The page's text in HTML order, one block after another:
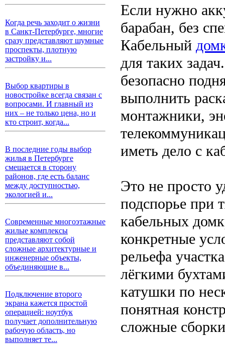
Когда речь заходит о жизни
в Санкт-Петербурге, многие
сразу представляют шумные
проспекты, плотную
застройку и...
Выбор квартиры в
новостройке всегда связан с
вопросами. И главный из
них – не только цена, но и
кто строит, когда...
В последние годы выбор
жилья в Петербурге
смещается в сторону
районов, где есть баланс
между доступностью,
экологией и...
Современные многоэтажные
жилые комплексы
представляют собой
сложные архитектурные и
инженерные объекты,
объединяющие в...
Подключение второго
экрана кажется простой
операцией: ноутбук
получает дополнительную
рабочую область, но
выполняет те...
Если нужно
барабан, без
Кабельный
для таких
безопасно
выполнить
монтажники,
иметь дело с
Это не просто
подспорье при
кабельных
конкретные
рельефа
лёгкими
катушки по
понятная
сложные